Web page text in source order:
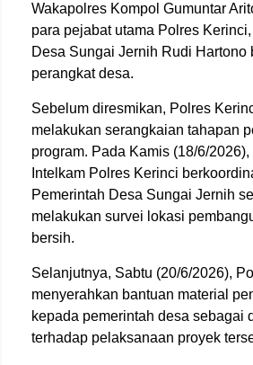
Wakapolres Kompol Gumuntar
para pejabat utama Polres
Desa Sungai Jernih Rudi Hartono
perangkat desa.
Sebelum diresmikan, Polres
melakukan serangkaian tahapan
program. Pada Kamis (18/6/
Intelkam Polres Kerinci
Pemerintah Desa Sungai Jernih
melakukan survei lokasi
bersih.
Selanjutnya, Sabtu (20/6/2026),
menyerahkan bantuan material
kepada pemerintah desa sebagai
terhadap pelaksanaan proyek